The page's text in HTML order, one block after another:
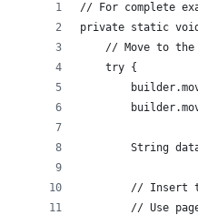
// For complete
private static
// Move to
    try {
String
// Insert
// Use